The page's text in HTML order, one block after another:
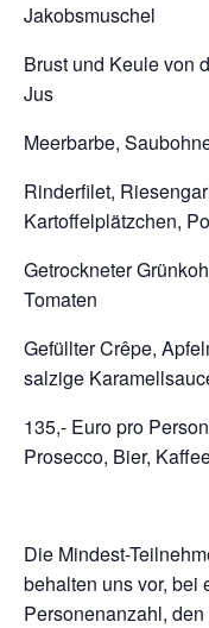
Jakobsmuschel
Brust und Keule von
Jus
Meerbarbe,
Rinderfilet,
Kartoffelplätzchen,
Getrockneter
Tomaten
Gefüllter Crêpe,
salzige
135,- Euro pro
Prosecco, Bier,
Die Mindest-
behalten uns vor, bei
Personenanzahl,